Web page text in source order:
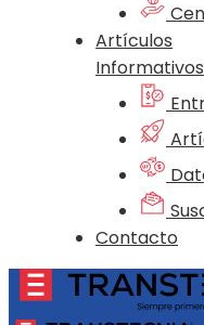
Artículos
Informativos
Contacto